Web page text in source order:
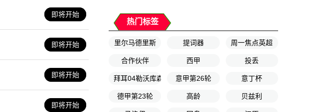
即将开始
即将开始
即将开始
即将开始
热门标签
里尔马德里斯 提词器 周一焦点英超
合作伙伴 西甲 投丢
拜耳04勒沃库森U17意甲第26轮 意丁杯
德甲第23轮 高龄 贝兹利